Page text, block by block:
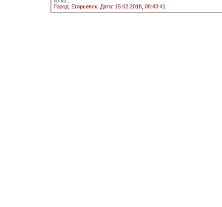
Город: Егорьевск; Дата: 15.02.2018, 08:43:41